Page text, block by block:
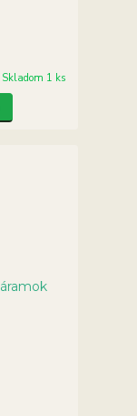
Skladom 1 ks